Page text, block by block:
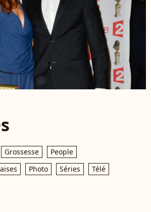
Grossesse
People
Photo Séries Télé